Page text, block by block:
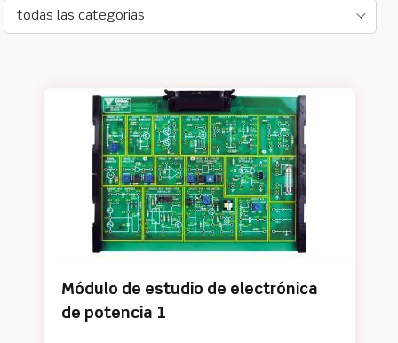
todas las categorias
Módulo de estudio de electrónica
de potencia 1